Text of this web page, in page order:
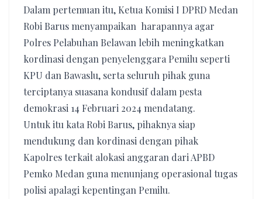
Dalam pertemuan itu, Ketua Komisi I DPRD Medan
Robi Barus menyampaikan harapannya agar
Polres Pelabuhan Belawan lebih meningkatkan
kordinasi dengan penyelenggara Pemilu seperti
KPU dan Bawaslu, serta seluruh pihak guna
terciptanya suasana kondusif dalam pesta
demokrasi 14 Februari 2024 mendatang.
Untuk itu kata Robi Barus, pihaknya siap
mendukung dan kordinasi dengan pihak
Kapolres terkait alokasi anggaran dari APBD
Pemko Medan guna menunjang operasional tugas
polisi apalagi kepentingan Pemilu.